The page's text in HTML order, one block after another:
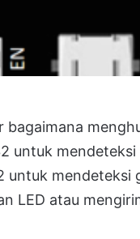
bagaimana
untuk
untuk
LED atau